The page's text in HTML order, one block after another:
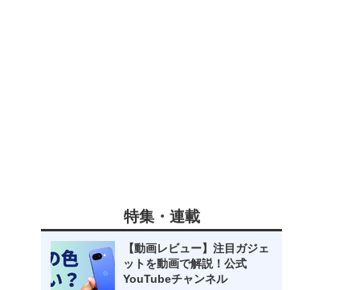
特集・連載
【動画レビュー】注目ガジェ
ットを動画で解説！公式
YouTubeチャンネル